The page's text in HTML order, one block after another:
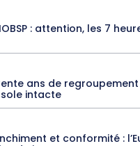
: attention, les 7
ans de
intacte
et conformité :